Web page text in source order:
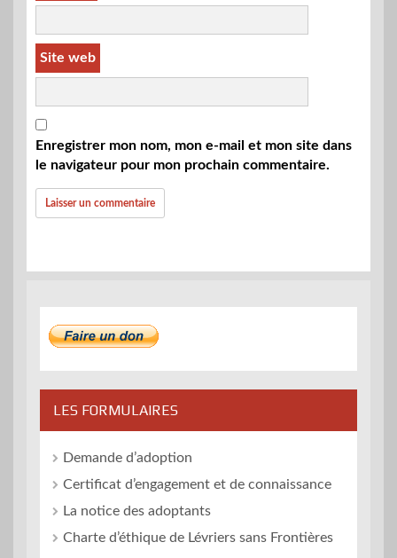
Site web
Enregistrer mon nom, mon e-mail et mon site dans
le navigateur pour mon prochain commentaire.
LES FORMULAIRES
Demande d’adoption
Certificat d’engagement et de connaissance
La notice des adoptants
Charte d’éthique de Lévriers sans Frontières